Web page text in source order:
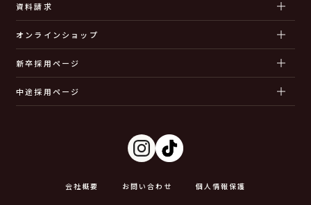
会社概要 お問い合わせ 個人情報保護
資料請求
オンラインショップ
新卒採用ページ
中途採用ページ